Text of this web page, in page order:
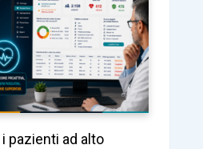
pazienti ad alto